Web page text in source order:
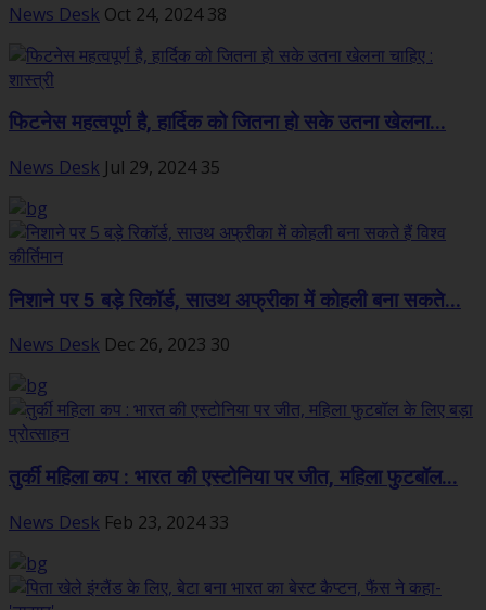
News Desk Oct 24, 2024 38
फिटनेस महत्वपूर्ण है, हार्दिक को जितना हो सके उतना खेलना...
News Desk Jul 29, 2024 35
निशाने पर 5 बड़े रिकॉर्ड, साउथ अफ्रीका में कोहली बना सकते...
News Desk Dec 26, 2023 30
तुर्की महिला कप : भारत की एस्टोनिया पर जीत, महिला फुटबॉल...
News Desk Feb 23, 2024 33